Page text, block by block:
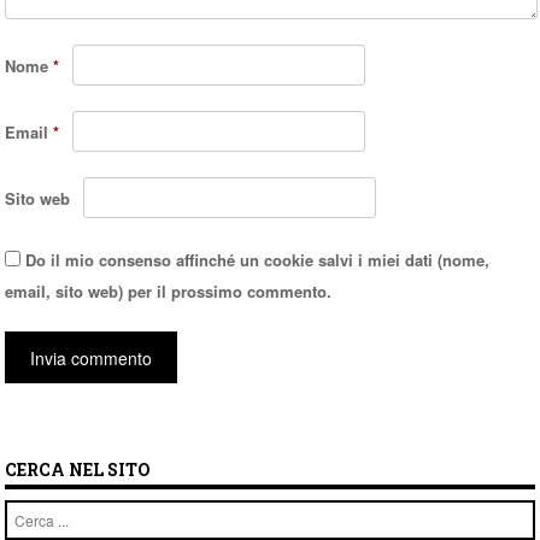
Nome*
Email*
Sito web
Do il mio consenso affinché un cookie salvi i miei dati (nome,
email, sito web) per il prossimo commento.
CERCA NEL SITO
Cerca